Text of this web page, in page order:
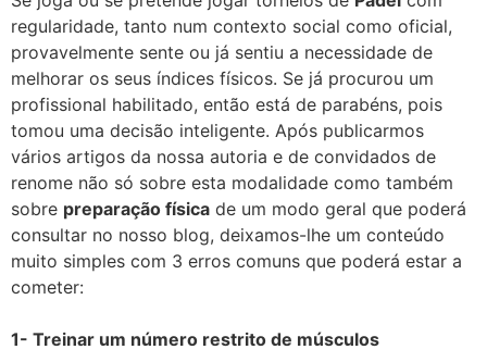
regularidade, tanto num contexto social como oficial,
provavelmente sente ou já sentiu a necessidade de
melhorar os seus índices físicos. Se já procurou um
profissional habilitado, então está de parabéns, pois
tomou uma decisão inteligente. Após publicarmos
vários artigos da nossa autoria e de convidados de
renome não só sobre esta modalidade como também
sobre preparação física de um modo geral que poderá
consultar no nosso blog, deixamos-lhe um conteúdo
muito simples com 3 erros comuns que poderá estar a
cometer:
1- Treinar um número restrito de músculos